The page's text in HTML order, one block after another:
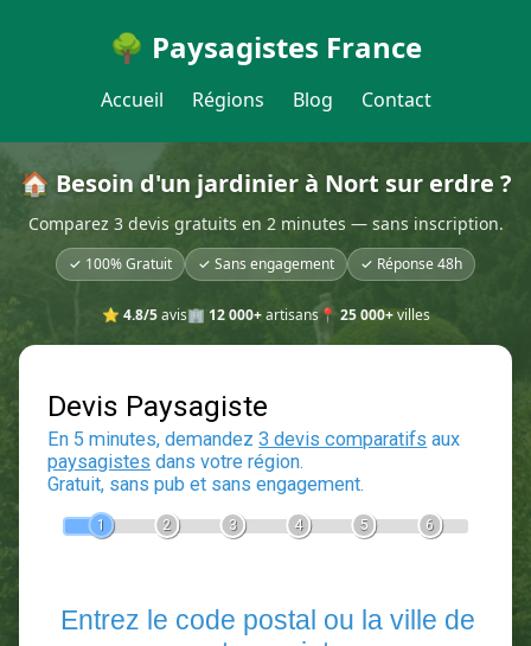
🌳 Paysagistes France
Accueil Régions Blog Contact
🏠 Besoin d'un jardinier à Nort sur erdre ?
Comparez 3 devis gratuits en 2 minutes — sans inscription.
✓ 100% Gratuit ✓ Sans engagement ✓ Réponse 48h
⭐ 4.8/5avis🏢 12 000+artisans📍 25 000+villes
Devis Paysagiste
En 5 minutes, demandez3 devis comparatifs